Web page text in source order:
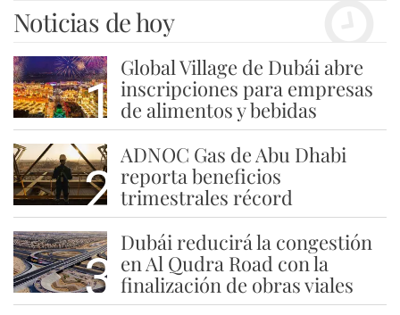
Noticias de hoy
1
Global Village de Dubái abre
inscripciones para empresas
de alimentos y bebidas
2
ADNOC Gas de Abu Dhabi
reporta beneficios
trimestrales récord
3
Dubái reducirá la congestión
en Al Qudra Road con la
finalización de obras viales